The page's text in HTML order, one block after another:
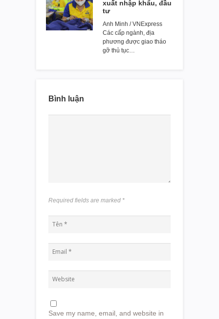
xuất nhập khẩu, đầu
tư
Anh Minh / VNExpress
Các cấp ngành, địa
phương được giao tháo
gỡ thủ tục…
Bình luận
Required fields are marked *
Save my name, email, and website in